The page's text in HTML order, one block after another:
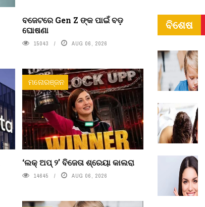
ବଜେଟରେ Gen Z ଙ୍କ ପାଇଁ ବଡ଼
ଘୋଷଣା
15043 AUG 06, 2026
ମନୋରଞ୍ଜନ
‘ଲକ୍ ଅପ୍ ୨’ ବିଜେତା ଶ୍ରେୟା କାଲରା
14645 AUG 06, 2026
ବିଶେଷ